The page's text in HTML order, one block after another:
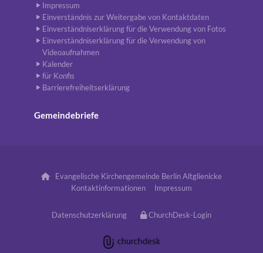
Impressum
Einverständnis zur Weitergabe von Kontaktdaten
Einverständniserklärung für die Verwendung von Fotos
Einverständniserklärung für die Verwendung von
Videoaufnahmen
Kalender
für Konfis
Barrierefreiheitserklärung
Gemeindebriefe

Evangelische Kirchengemeinde Berlin Altglienicke
Kontaktinformationen
Impressum
Datenschutzerklärung ChurchDesk-Login